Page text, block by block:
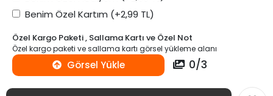
Benim Özel Kartım (+2,99 TL)
Özel Kargo Paketi , Sallama Kartı ve Özel Not
Özel kargo paketi ve sallama kartı görsel yükleme alanı
Görsel Yükle 0/3